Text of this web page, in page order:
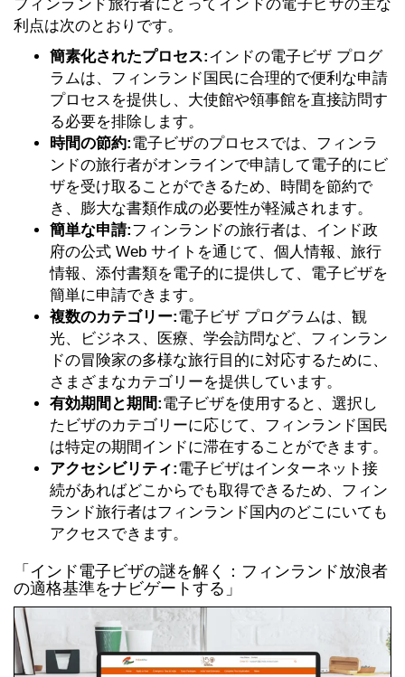
フィンランド旅行者にとってインドの電子ビザの主な
利点は次のとおりです。
簡素化されたプロセス:インドの電子ビザ プログ
ラムは、フィンランド国民に合理的で便利な申請
プロセスを提供し、大使館や領事館を直接訪問す
る必要を排除します。
時間の節約:電子ビザのプロセスでは、フィンラ
ンドの旅行者がオンラインで申請して電子的にビ
ザを受け取ることができるため、時間を節約で
き、膨大な書類作成の必要性が軽減されます。
簡単な申請:フィンランドの旅行者は、インド政
府の公式 Web サイトを通じて、個人情報、旅行
情報、添付書類を電子的に提供して、電子ビザを
簡単に申請できます。
複数のカテゴリー:電子ビザ プログラムは、観
光、ビジネス、医療、学会訪問など、フィンラン
ドの冒険家の多様な旅行目的に対応するために、
さまざまなカテゴリーを提供しています。
有効期間と期間:電子ビザを使用すると、選択し
たビザのカテゴリーに応じて、フィンランド国民
は特定の期間インドに滞在することができます。
アクセシビリティ:電子ビザはインターネット接
続があればどこからでも取得できるため、フィン
ランド旅行者はフィンランド国内のどこにいても
アクセスできます。
「インド電子ビザの謎を解く：フィンランド放浪者
の適格基準をナビゲートする」